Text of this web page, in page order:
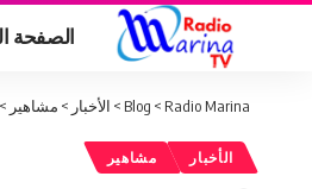
الصفحة
Radio Marina
>
Blog
> الأخبار > مشاهير >
الأخبار مشاهير